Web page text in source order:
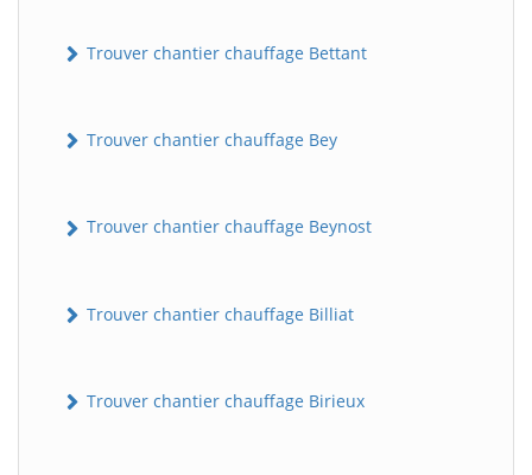
Trouver chantier chauffage Bettant
Trouver chantier chauffage Bey
Trouver chantier chauffage Beynost
Trouver chantier chauffage Billiat
Trouver chantier chauffage Birieux